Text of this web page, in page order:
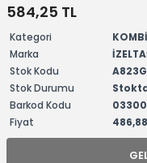
584,25 TL
Kategori
Marka
Stok Kodu
Stok Durumu
Barkod Kodu
Fiyat